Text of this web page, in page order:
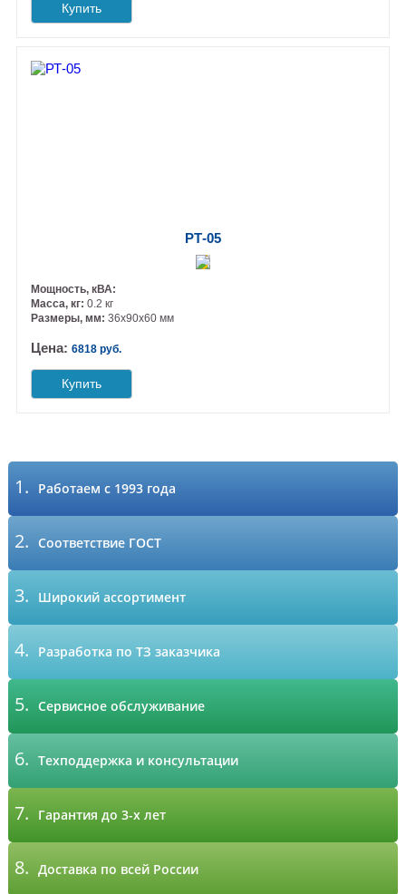
Купить
РТ-05
Мощность, кВА:
Масса, кг:0.2 кг
Размеры, мм:36х90х60 мм
Цена:6818 руб.
Купить
1. Работаем с 1993 года
2. Соответствие ГОСТ
3. Широкий ассортимент
4. Разработка по ТЗ заказчика
5. Сервисное обслуживание
6. Техподдержка и консультации
7. Гарантия до 3-х лет
8. Доставка по всей России